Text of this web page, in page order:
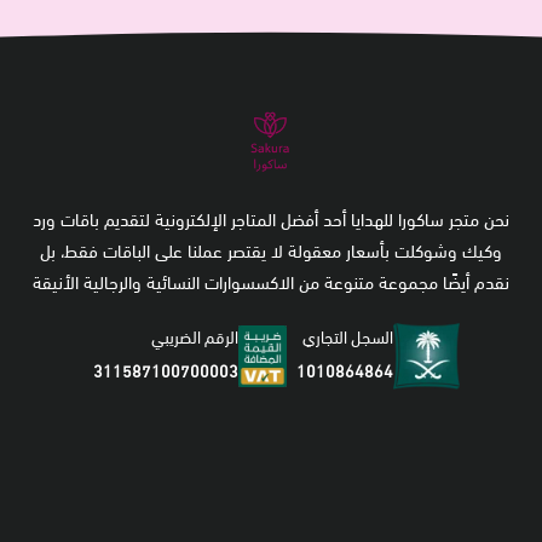
نحن متجر ساكورا للهدايا أحد أفضل المتاجر الإلكترونية لتقديم باقات ورد
وكيك وشوكلت بأسعار معقولة لا يقتصر عملنا على الباقات فقط، بل
نقدم أيضًا مجموعة متنوعة من الاكسسوارات النسائية والرجالية الأنيقة
السجل التجاري
1010864864
الرقم الضريبي
311587100700003